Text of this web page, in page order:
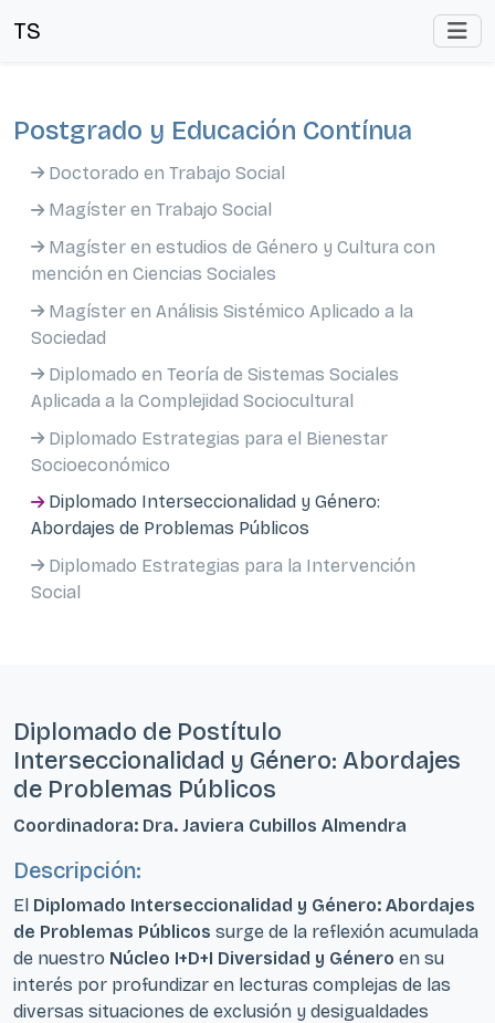
TS
Postgrado y Educación Contínua
Doctorado en Trabajo Social
Magíster en Trabajo Social
Magíster en estudios de Género y Cultura con
mención en Ciencias Sociales
Magíster en Análisis Sistémico Aplicado a la
Sociedad
Diplomado en Teoría de Sistemas Sociales
Aplicada a la Complejidad Sociocultural
Diplomado Estrategias para el Bienestar
Socioeconómico
Diplomado Interseccionalidad y Género:
Abordajes de Problemas Públicos
Diplomado Estrategias para la Intervención
Social
Diplomado de Postítulo
Interseccionalidad y Género: Abordajes
de Problemas Públicos
Coordinadora: Dra. Javiera Cubillos Almendra
Descripción:
El Diplomado Interseccionalidad y Género: Abordajes
de Problemas Públicos surge de la reflexión acumulada
de nuestro Núcleo I+D+I Diversidad y Género en su
interés por profundizar en lecturas complejas de las
diversas situaciones de exclusión y desigualdades